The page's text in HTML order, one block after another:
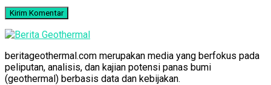
beritageothermal.com merupakan media yang berfokus pada
peliputan, analisis, dan kajian potensi panas bumi
(geothermal) berbasis data dan kebijakan.